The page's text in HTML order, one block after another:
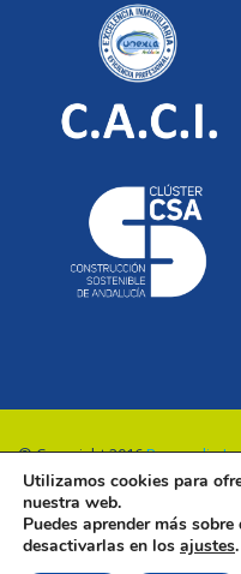
© Copyright 2016Renovalia
reservados.
Utilizamos cookies para
nuestra web.
Puedes aprender más
desactivarlas en los ajustes.